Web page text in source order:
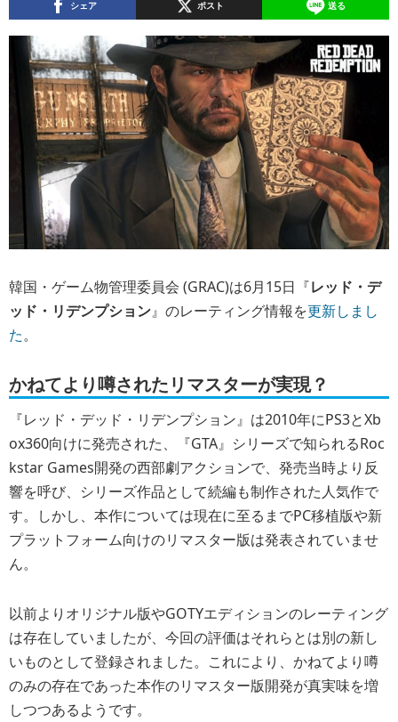
シェア ポスト 送る
韓国・ゲーム物管理委員会 (GRAC)は6月15日『レッド・デ
ッド・リデンプション』のレーティング情報を更新しまし
た。
かねてより噂されたリマスターが実現？
『レッド・デッド・リデンプション』は2010年にPS3とXb
ox360向けに発売された、『GTA』シリーズで知られるRoc
kstar Games開発の西部劇アクションで、発売当時より反
響を呼び、シリーズ作品として続編も制作された人気作で
す。しかし、本作については現在に至るまでPC移植版や新
プラットフォーム向けのリマスター版は発表されていませ
ん。
以前よりオリジナル版やGOTYエディションのレーティング
は存在していましたが、今回の評価はそれらとは別の新し
いものとして登録されました。これにより、かねてより噂
のみの存在であった本作のリマスター版開発が真実味を増
しつつあるようです。